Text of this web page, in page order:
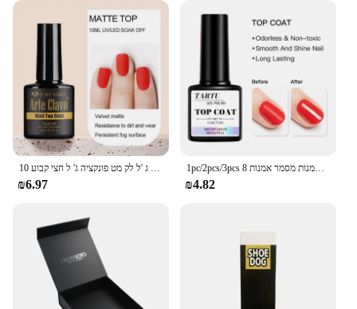
10 מ "ל מאט מעיל העליון לק מט פונקציה ג 'ל לק מט פונקציה ג' ל חצי קבוע seaaler לכה לתוך אמנות ג 'ל פונקציונלי
₪6.97
1pc/2pcs/3pcs 8 מ ל ל פונקציונלי מסמר אמנות סט עם בסיס מעיל העליון יהלום, העליון מט, להשרות עבור כלי עיצוב אמנות מסמר אמנות
₪4.82